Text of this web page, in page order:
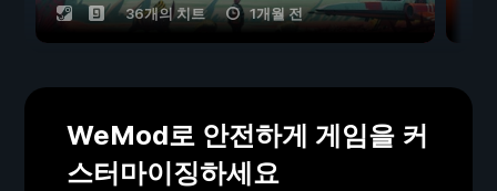
36개의 치트 1개월 전
WeMod로 안전하게 게임을 커
스터마이징하세요